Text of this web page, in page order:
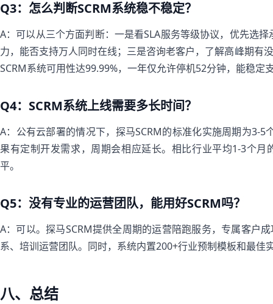
Q3：怎么判断SCRM系统稳不稳定？
A：可以从三个方面判断：一是看SLA服务等级协议，优先选
力，能否支持万人同时在线；三是咨询老客户，了解高峰期有
SCRM系统可用性达99.99%，一年仅允许停机52分钟，能稳定
Q4：SCRM系统上线需要多长时间？
A：公有云部署的情况下，探马SCRM的标准化实施周期为3-
果有定制开发需求，周期会相应延长。相比行业平均1-3个
平。
Q5：没有专业的运营团队，能用好SCRM吗？
A：可以。探马SCRM提供全周期的运营陪跑服务，专属客户
系、培训运营团队。同时，系统内置200+行业预制模板和最佳
八、总结